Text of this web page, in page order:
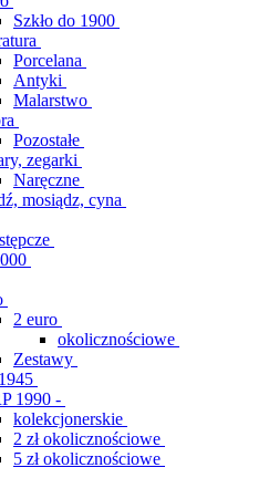
Szkło do 1900
Porcelana
Antyki
Malarstwo
Pozostałe
zegarki
Naręczne
mosiądz, cyna
2 euro
okolicznościowe
Zestawy
1990 -
kolekcjonerskie
2 zł okolicznościowe
5 zł okolicznościowe